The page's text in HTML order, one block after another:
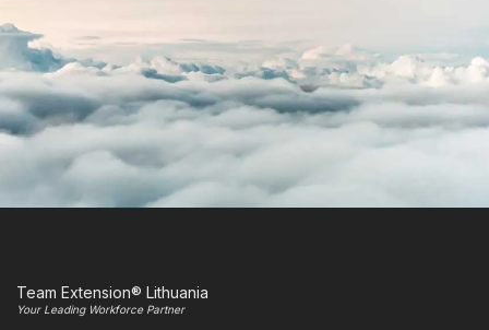
Team Extension® Lithuania
Your Leading Workforce Partner